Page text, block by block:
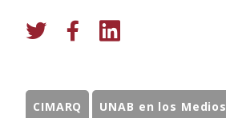
CIMARQ UNAB en los Medios